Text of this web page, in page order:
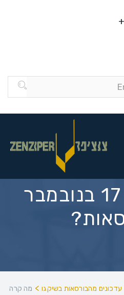
מה קרה ב- 17 בנובמבר
עדכונים מהבורסאות בשיקגו> מה קרה